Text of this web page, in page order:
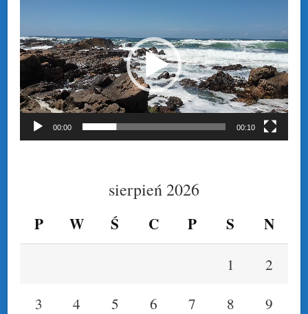
video
00:00 00:10
sierpień 2026
P W Ś C P S N
1
2
3
4 5 6 7 8
9